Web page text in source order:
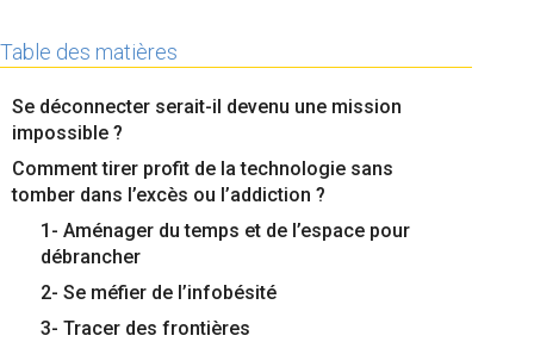
Sécurité
Offre Enterprise
Offre Professionnelle
A propos d’eXo
Centre de ressources
Contactez-nous
Essayez eXo
Table des matières
Se déconnecter serait-il devenu une mission
impossible ?
Comment tirer profit de la technologie sans
tomber dans l’excès ou l’addiction ?
1- Aménager du temps et de l’espace pour
débrancher
2- Se méfier de l’infobésité
3- Tracer des frontières